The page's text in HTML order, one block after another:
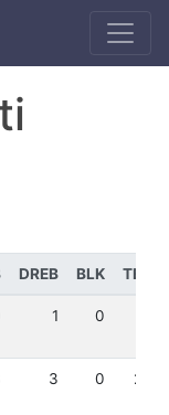
DREB BLK TEH
1 0
3 0 20